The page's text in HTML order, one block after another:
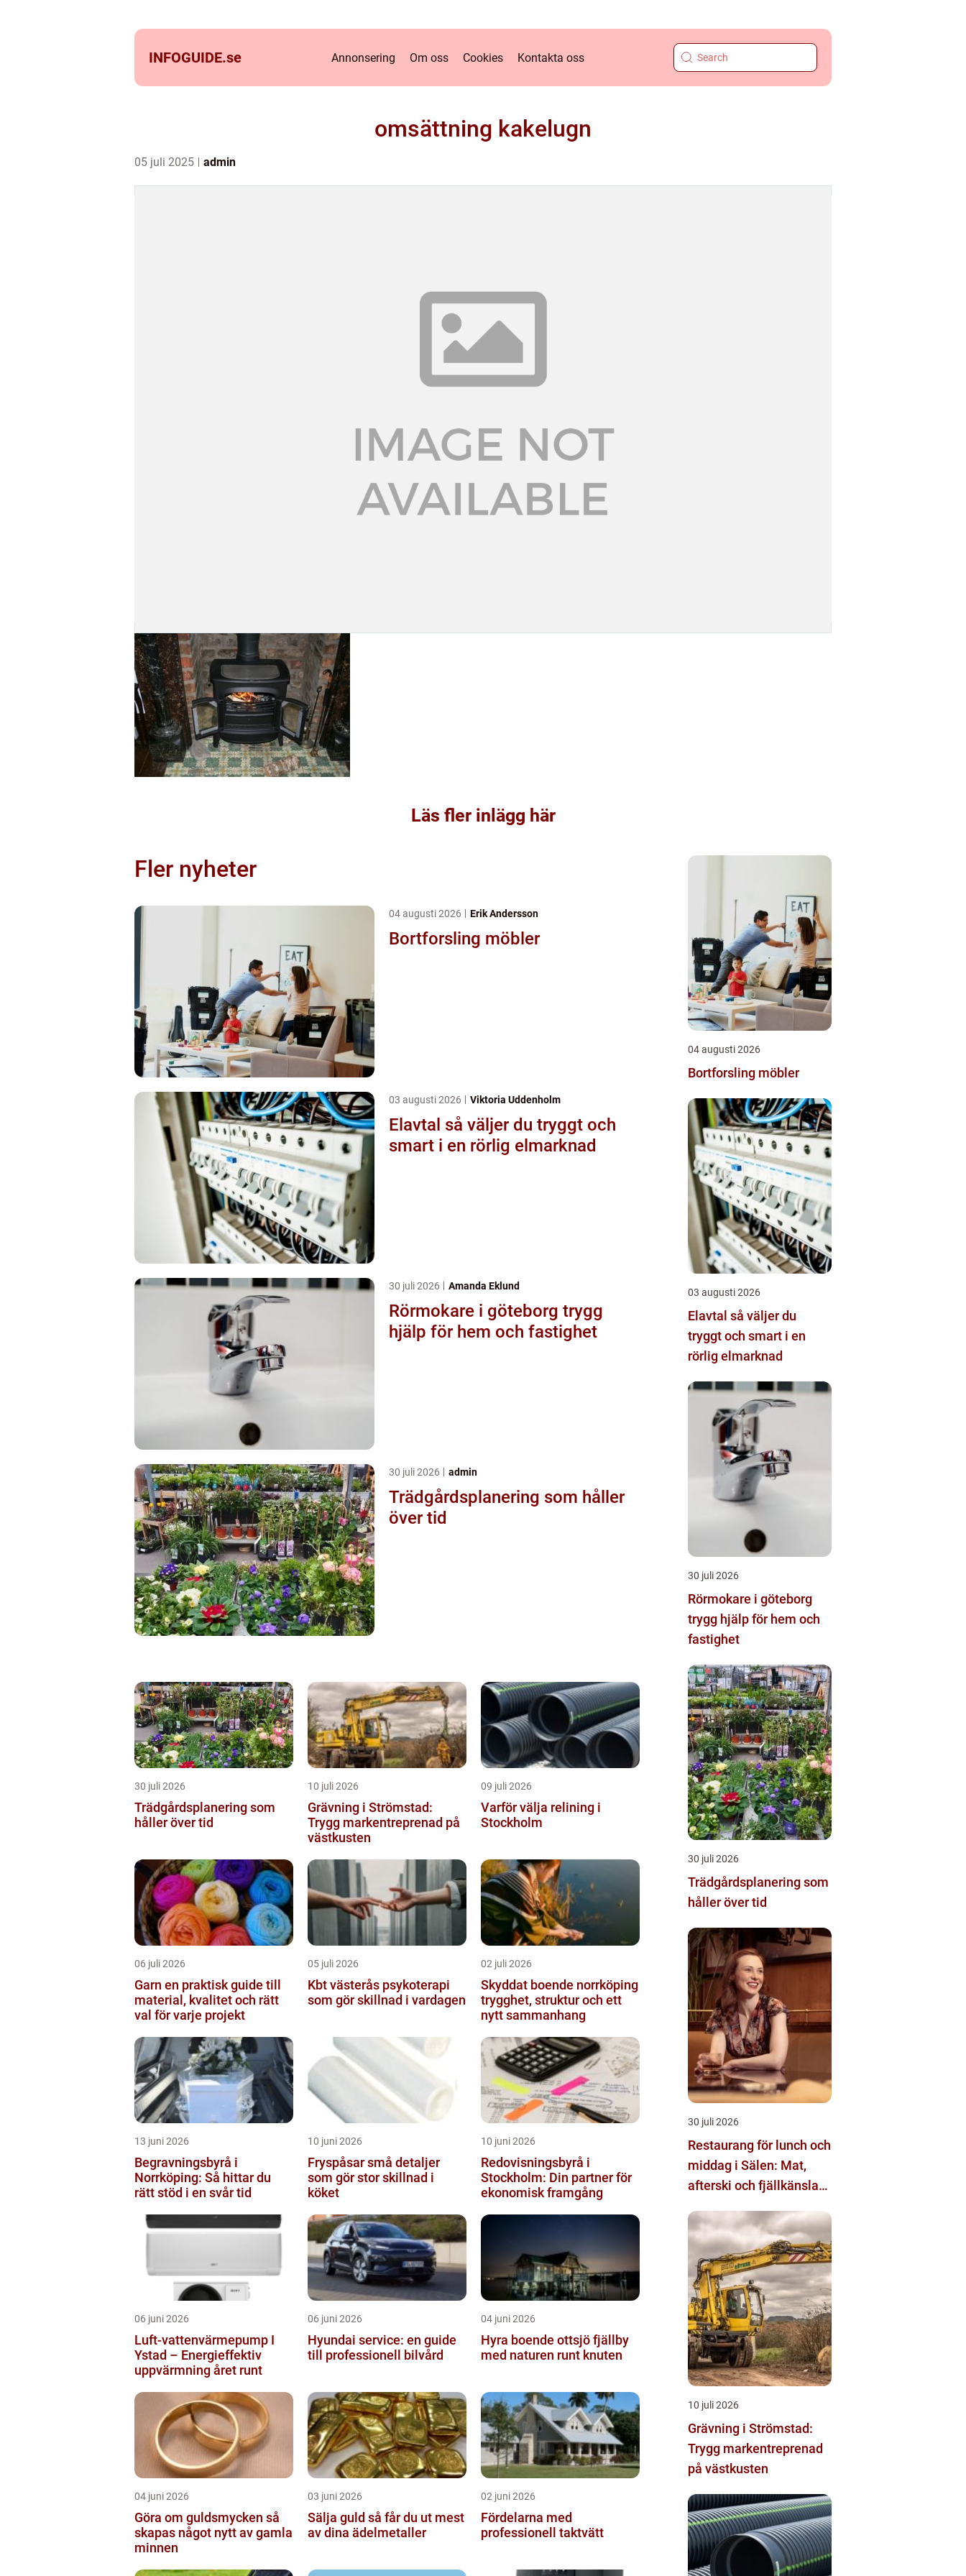
INFOGUIDE.se Annonsering Om oss Cookies Kontakta oss
omsättning kakelugn
05 juli 2025 admin
Läs fler inlägg här
Fler nyheter
04 augusti 2026 Erik Andersson
Bortforsling möbler
03 augusti 2026 Viktoria Uddenholm
Elavtal så väljer du tryggt och
smart i en rörlig elmarknad
30 juli 2026 Amanda Eklund
Rörmokare i göteborg trygg
hjälp för hem och fastighet
30 juli 2026 admin
Trädgårdsplanering som håller
över tid
30 juli 2026
Trädgårdsplanering som
håller över tid
10 juli 2026
Grävning i Strömstad:
Trygg markentreprenad på
västkusten
09 juli 2026
Varför välja relining i
Stockholm
06 juli 2026
Garn en praktisk guide till
material, kvalitet och rätt
val för varje projekt
05 juli 2026
Kbt västerås psykoterapi
som gör skillnad i vardagen
02 juli 2026
Skyddat boende norrköping
trygghet, struktur och ett
nytt sammanhang
13 juni 2026
Begravningsbyrå i
Norrköping: Så hittar du
rätt stöd i en svår tid
10 juni 2026
Fryspåsar små detaljer
som gör stor skillnad i
köket
10 juni 2026
Redovisningsbyrå i
Stockholm: Din partner för
ekonomisk framgång
06 juni 2026
Luft-vattenvärmepump I
Ystad – Energieffektiv
uppvärmning året runt
06 juni 2026
Hyundai service: en guide
till professionell bilvård
04 juni 2026
Hyra boende ottsjö fjällby
med naturen runt knuten
04 juni 2026
Göra om guldsmycken så
skapas något nytt av gamla
minnen
03 juni 2026
Sälja guld så får du ut mest
av dina ädelmetaller
02 juni 2026
Fördelarna med
professionell taktvätt
04 augusti 2026
Bortforsling möbler
03 augusti 2026
Elavtal så väljer du
tryggt och smart i en
rörlig elmarknad
30 juli 2026
Rörmokare i göteborg
trygg hjälp för hem och
fastighet
30 juli 2026
Trädgårdsplanering som
håller över tid
30 juli 2026
Restaurang för lunch och
middag i Sälen: Mat,
afterski och fjällkänsla
10 juli 2026
Grävning i Strömstad:
Trygg markentreprenad
på västkusten